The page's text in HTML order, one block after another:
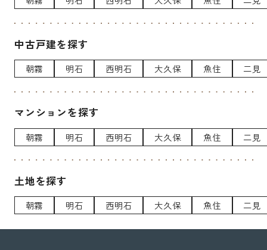
中古戸建を探す
朝霧 明石 西明石 大久保 魚住 二見
マンションを探す
朝霧 明石 西明石 大久保 魚住 二見
土地を探す
朝霧 明石 西明石 大久保 魚住 二見